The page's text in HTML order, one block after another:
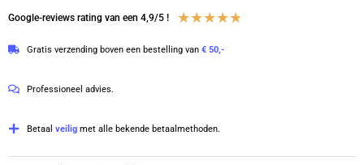
aantal
Google-reviews rating van een 4,9/5 ! ★★★★★
Gratis verzending boven een bestelling van € 50,-
Professioneel advies.
Betaal veilig met alle bekende betaalmethoden.